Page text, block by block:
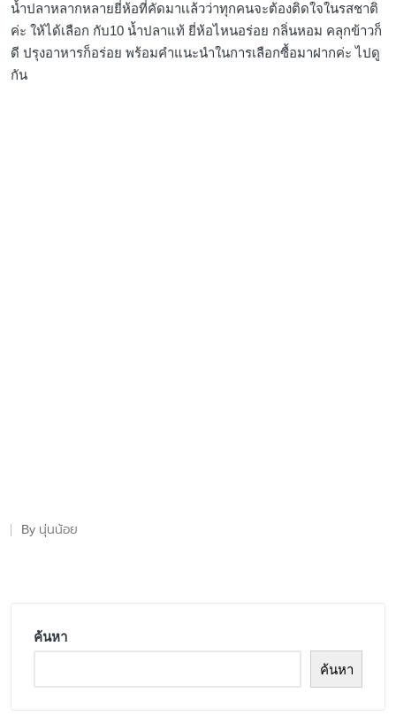
น้ำปลาหลากหลายยี่ห้อที่คัดมาเเล้วว่าทุกคนจะต้องติดใจในรสชาติ
ค่ะ ให้ได้เลือก กับ10 น้ำปลาแท้ ยี่ห้อไหนอร่อย กลิ่นหอม คลุกข้าวก็
ดี ปรุงอาหารก็อร่อย พร้อมคำแนะนำในการเลือกซื้อมาฝากค่ะ ไปดู
กัน
Posted
By นุ่นน้อย
ค้นหา
ค้นหา